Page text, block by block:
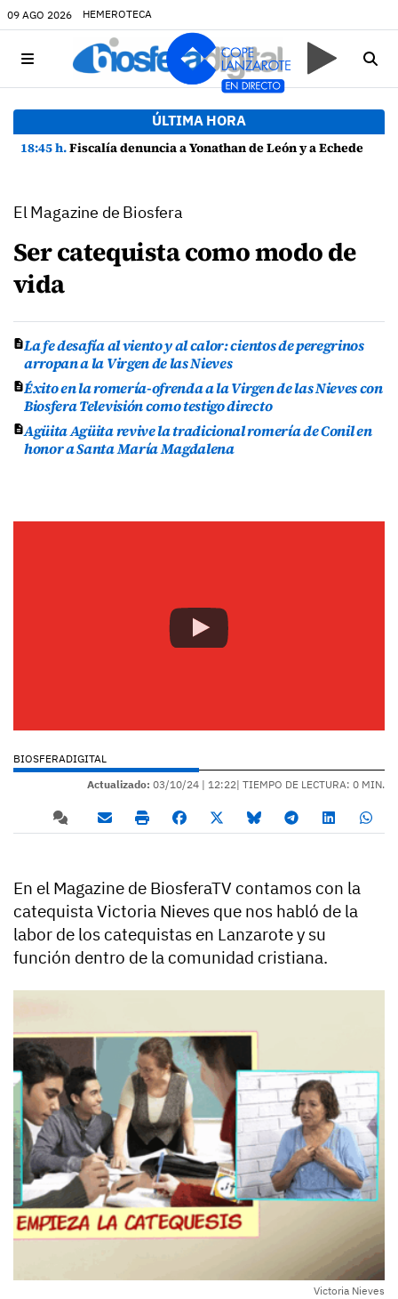
09 AGO 2026 HEMEROTECA
ÚLTIMA HORA
18:45 h.Fiscalía denuncia a Yonathan de León y a Echedey Eugenio por presuntas anomalías en contratos festivos
El Magazine de Biosfera
Ser catequista como modo de
vida
La fe desafía al viento y al calor: cientos de peregrinos
arropan a la Virgen de las Nieves
Éxito en la romería-ofrenda a la Virgen de las Nieves con
Biosfera Televisión como testigo directo
Agüita Agüita revive la tradicional romería de Conil en
honor a Santa María Magdalena
BIOSFERADIGITAL
Actualizado: 03/10/24 | 12:22| TIEMPO DE LECTURA: 0 MIN.
En el Magazine de BiosferaTV contamos con la
catequista Victoria Nieves que nos habló de la
labor de los catequistas en Lanzarote y su
función dentro de la comunidad cristiana.
Victoria Nieves